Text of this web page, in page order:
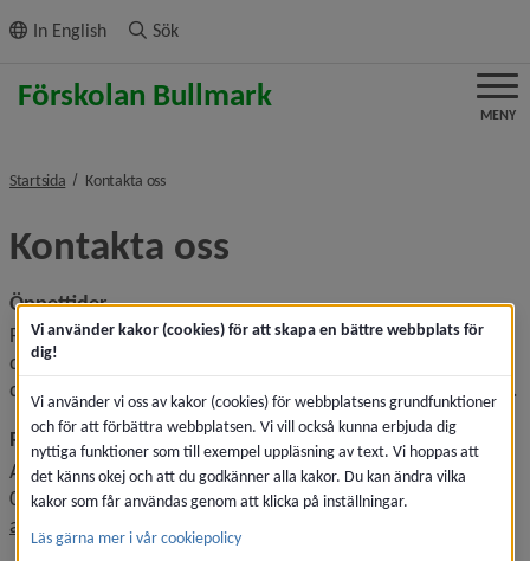
innehållet
In English Sök
MENY
Startsida Kontakta ossnivå i brödsmulenavigeringen
Kontakta oss
Öppettider
Förskolan Bullmark kan ha öppet klockan 06.30–18.30 om
det behövs. Just nu har vi öppet klockan 06.00–17.30. Om
du som vårdnadshavare har andra behov, kontakta rektorn.
Rektor
Ann-Catrin Nyström
090-16 43 15
ann-catrin.nystrom@umea.se
Vi använder kakor (cookies) för att skapa en bättre webbplats för
dig!
Vi använder vi oss av kakor (cookies) för webbplatsens grundfunktioner
och för att förbättra webbplatsen. Vi vill också kunna erbjuda dig
nyttiga funktioner som till exempel uppläsning av text. Vi hoppas att
det känns okej och att du godkänner alla kakor. Du kan ändra vilka
kakor som får användas genom att klicka på inställningar.
Läs gärna mer i vår cookiepolicy